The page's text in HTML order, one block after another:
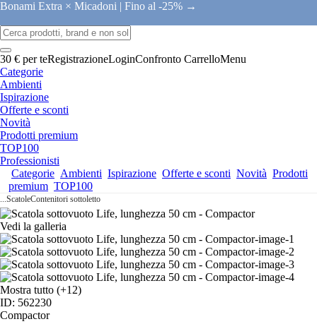
Bonami Extra × Micadoni | Fino al -25% →
30 € per teRegistrazioneLoginConfronto CarrelloMenu
Categorie
Ambienti
Ispirazione
Offerte e sconti
Novità
Prodotti premium
TOP100
Professionisti
Categorie Ambienti Ispirazione Offerte e sconti Novità Prodotti
premium TOP100
...ScatoleContenitori sottoletto
Vedi la galleria
Mostra tutto (+12)
ID: 562230
Compactor